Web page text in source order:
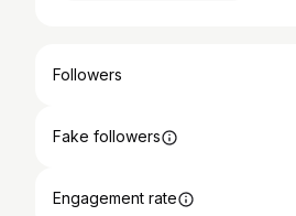
Followers
Fake followers
Engagement rate